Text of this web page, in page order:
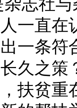
一直
一条
久之策
贫重